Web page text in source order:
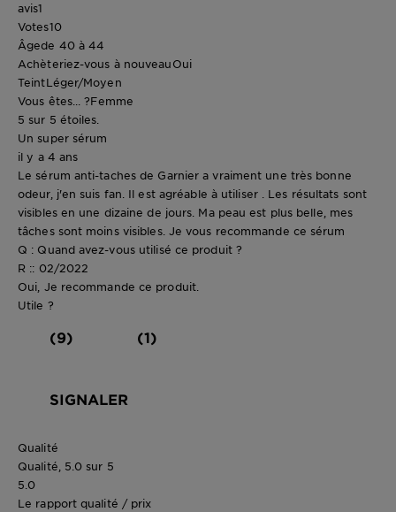
avis1
Votes10
Âgede 40 à 44
Achèteriez-vous à nouveauOui
TeintLéger/Moyen
Vous êtes... ?Femme
5 sur 5 étoiles.
Un super sérum
il y a 4 ans
Le sérum anti-taches de Garnier a vraiment une très bonne
odeur, j'en suis fan. Il est agréable à utiliser . Les résultats sont
visibles en une dizaine de jours. Ma peau est plus belle, mes
tâches sont moins visibles. Je vous recommande ce sérum
Q : Quand avez-vous utilisé ce produit ?
R :: 02/2022
Oui, Je recommande ce produit.
Utile ?
(9) (1)
SIGNALER
Qualité
Qualité, 5.0 sur 5
5.0
Le rapport qualité / prix